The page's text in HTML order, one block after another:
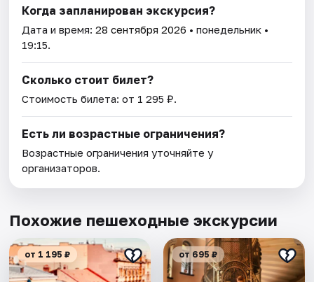
Когда запланирован экскурсия?
Дата и время:28 сентября 2026 • понедельник •
19:15.
Сколько стоит билет?
Стоимость билета: от 1 295 ₽.
Есть ли возрастные ограничения?
Возрастные ограничения уточняйте у
организаторов.
Похожие пешеходные экскурсии
от 1 195 ₽ от 695 ₽